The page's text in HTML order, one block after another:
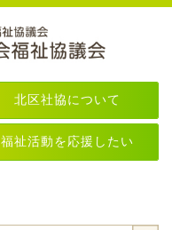
北区社協について
福祉活動を応援したい